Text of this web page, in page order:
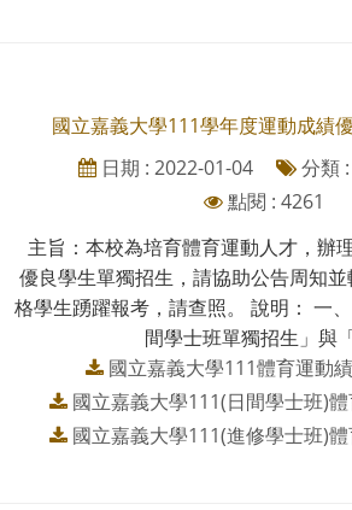
國立嘉義大學111學年度運動成績
日期 : 2022-01-04
分類 :
點閱 : 4261
主旨：本校為培育體育運動人才，辦
優良學生單獨招生，請協助公告周知
格學生踴躍報考，請查照。 說明： 一
間學士班單獨招生」與
國立嘉義大學111體育運動
國立嘉義大學111(日間學士班)
國立嘉義大學111(進修學士班)